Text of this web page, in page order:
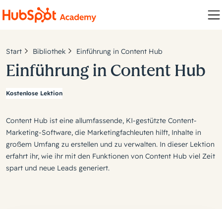
Start Bibliothek Einführung in Content Hub
Einführung in Content Hub
Kostenlose Lektion
Content Hub ist eine allumfassende, KI-gestützte Content-
Marketing-Software, die Marketingfachleuten hilft, Inhalte in
großem Umfang zu erstellen und zu verwalten. In dieser Lektion
erfahrt ihr, wie ihr mit den Funktionen von Content Hub viel Zeit
spart und neue Leads generiert.